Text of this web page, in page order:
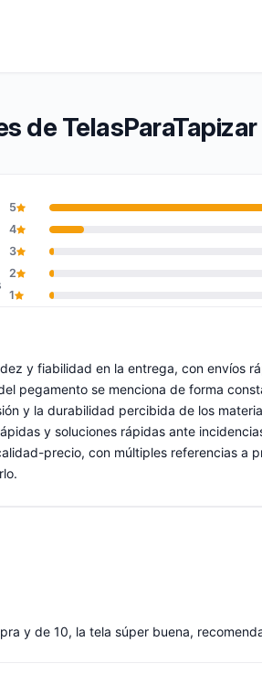
de TelasParaTapizar
de 10
5
4
3
2
1
y fiabilidad en la entrega, con envíos
pegamento se menciona de forma
y la durabilidad percibida de los
y soluciones rápidas ante
precio, con múltiples referencias a
y de 10, la tela súper buena,